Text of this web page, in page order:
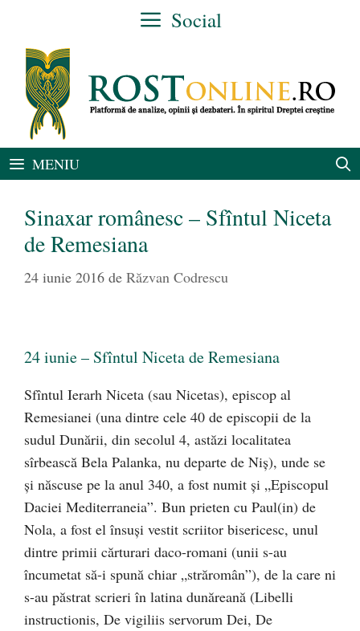
conținut
Social
MENIU
Sinaxar românesc – Sfîntul Niceta
de Remesiana
24 iunie 2016 de Răzvan Codrescu
24 iunie – Sfîntul Niceta de Remesiana
Sfîntul Ierarh Niceta (sau Nicetas), episcop al
Remesianei (una dintre cele 40 de episcopii de la
sudul Dunării, din secolul 4, astăzi localitatea
sîrbească Bela Palanka, nu departe de Niş), unde se
şi născuse pe la anul 340, a fost numit şi „Episcopul
Daciei Mediterraneia”. Bun prieten cu Paul(in) de
Nola, a fost el însuşi vestit scriitor bisericesc, unul
dintre primii cărturari daco-romani (unii s-au
încumetat să-i spună chiar „străromân”), de la care ni
s-au păstrat scrieri în latina dunăreană (Libelli
instructionis, De vigiliis servorum Dei, De